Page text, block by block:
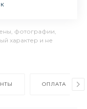
фотографии,
характер и не
ОПЛАТА